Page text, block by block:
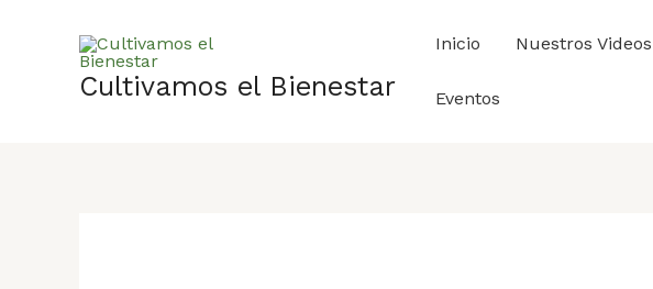
contenido
Cultivamos el Bienestar
Inicio Nuestros Videos
Eventos